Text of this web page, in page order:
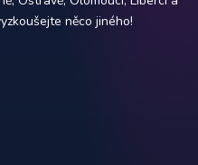
něco jiného!